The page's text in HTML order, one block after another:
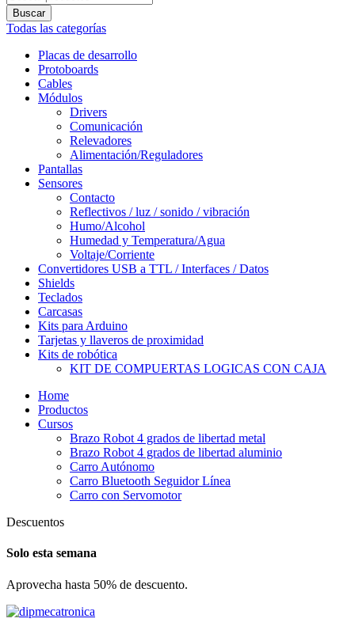
de
productos
Buscar
Todas las categorías
Placas de desarrollo
Protoboards
Cables
Módulos
Drivers
Comunicación
Relevadores
Alimentación/Reguladores
Pantallas
Sensores
Contacto
Reflectivos / luz / sonido / vibración
Humo/Alcohol
Humedad y Temperatura/Agua
Voltaje/Corriente
Convertidores USB a TTL / Interfaces / Datos
Shields
Teclados
Carcasas
Kits para Arduino
Tarjetas y llaveros de proximidad
Kits de robótica
KIT DE COMPUERTAS LOGICAS CON CAJA
Home
Productos
Cursos
Brazo Robot 4 grados de libertad metal
Brazo Robot 4 grados de libertad aluminio
Carro Autónomo
Carro Bluetooth Seguidor Línea
Carro con Servomotor
Descuentos
Solo esta semana
Aprovecha hasta 50% de descuento.